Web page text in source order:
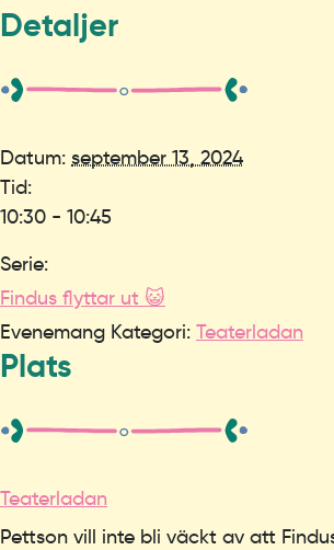
Detaljer
Datum: september 13, 2024
Tid:
10:30 - 10:45
Serie:
Findus flyttar ut 😺
Evenemang Kategori: Teaterladan
Plats
Teaterladan
Pettson vill inte bli väckt av att